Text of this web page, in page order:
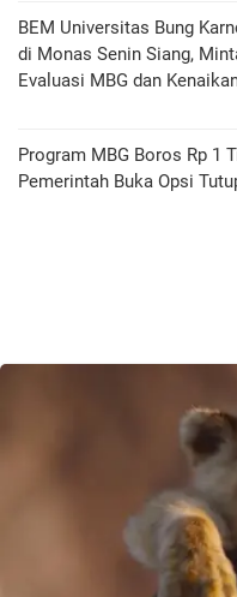
BEM Universitas Bung
di Monas Senin Siang,
Evaluasi MBG dan
Program MBG Boros Rp 1
Pemerintah Buka Opsi